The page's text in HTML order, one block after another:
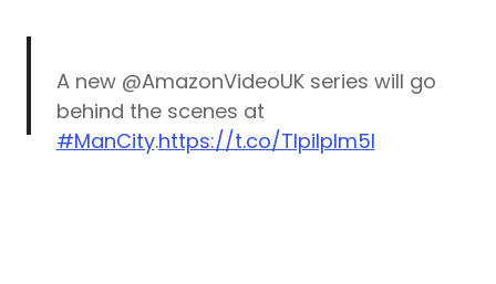
A new @AmazonVideoUK series will go
behind the scenes at
#ManCity.https://t.co/TIpiIplm5l